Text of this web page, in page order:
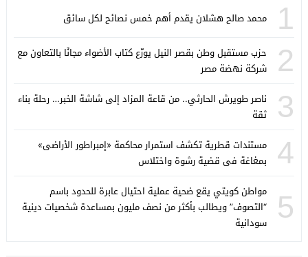
1 محمد صالح هشلان يقدم أهم خمس نصائح لكل سائق
2
حزب مستقبل وطن بقصر النيل يوزّع كتاب الأضواء مجانًا بالتعاون مع
شركة نهضة مصر
3
ناصر طويرش الحارثي.. من قاعة المزاد إلى شاشة الخبر… رحلة بناء
ثقة
4
مستندات قطرية تكشف استمرار محاكمة «إمبراطور الأراضى»
بمغاغة فى قضية رشوة واختلاس
5
مواطن كويتي يقع ضحية عملية احتيال عابرة للحدود باسم
“التصوف” ويطالب بأكثر من نصف مليون بمساعدة شخصيات دينية
سودانية